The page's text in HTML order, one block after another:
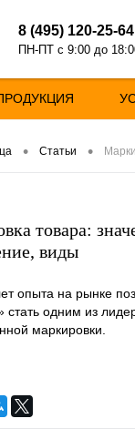
8 (495) 120-25-64
ПН-ПТ с 9:00 до
• Статьи •
товара:
виды
опыта на рынке
одним из
маркировки.